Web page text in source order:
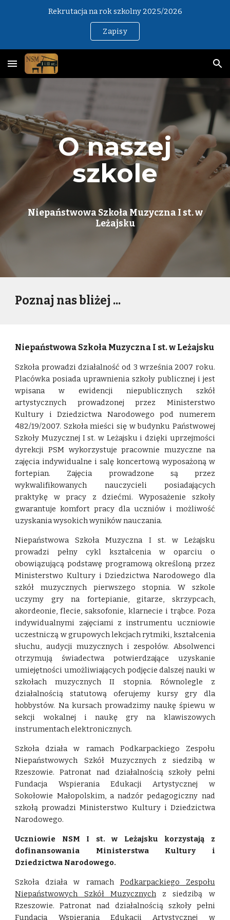
Rekrutacja na rok szkolny 2025/2026
Zapisy
O naszej
szkole
Niepaństwowa Szkoła Muzyczna I st. w
Leżajsku
Poznaj nas bliżej ...
Niepaństwowa Szkoła Muzyczna I st. w Leżajsku
Szkoła prowadzi działalność od 3 września 2007 roku.
Placówka posiada uprawnienia szkoły publicznej i jest
wpisana w ewidencji niepublicznych szkół
artystycznych prowadzonej przez Ministerstwo
Kultury i Dziedzictwa Narodowego pod numerem
482/19/2007. Szkoła mieści się w budynku Państwowej
Szkoły Muzycznej I st. w Leżajsku i dzięki uprzejmości
dyrekcji PSM wykorzystuje pracownie muzyczne na
zajęcia indywidualne i salę koncertową wyposażoną w
fortepian. Zajęcia prowadzone są przez
wykwalifikowanych nauczycieli posiadających
praktykę w pracy z dziećmi. Wyposażenie szkoły
gwarantuje komfort pracy dla uczniów i możliwość
uzyskania wysokich wyników nauczania.
Niepaństwowa Szkoła Muzyczna I st. w Leżajsku
prowadzi pełny cykl kształcenia w oparciu o
obowiązującą podstawę programową określoną przez
Ministerstwo Kultury i Dziedzictwa Narodowego dla
szkół muzycznych pierwszego stopnia. W szkole
uczymy gry na fortepianie, gitarze, skrzypcach,
akordeonie, flecie, saksofonie, klarnecie i trąbce. Poza
indywidualnymi zajęciami z instrumentu uczniowie
uczestniczą w grupowych lekcjach rytmiki, kształcenia
słuchu, audycji muzycznych i zespołów. Absolwenci
otrzymują świadectwa potwierdzające uzyskanie
umiejętności umożliwiających podjęcie dalszej nauki w
szkołach muzycznych II stopnia. Równolegle z
działalnością statutową oferujemy kursy gry dla
hobbystów. Na kursach prowadzimy naukę śpiewu w
sekcji wokalnej i naukę gry na klawiszowych
instrumentach elektronicznych.
Szkoła działa w ramach Podkarpackiego Zespołu
Niepaństwowych Szkół Muzycznych z siedzibą w
Rzeszowie. Patronat nad działalnością szkoły pełni
Fundacja Wspierania Edukacji Artystycznej w
Sokołowie Małopolskim, a nadzór pedagogiczny nad
szkołą prowadzi Ministerstwo Kultury i Dziedzictwa
Narodowego.
Uczniowie NSM I st. w Leżajsku korzystają z
dofinansowania Ministerstwa Kultury i
Dziedzictwa Narodowego.
Szkoła działa w ramach Podkarpackiego Zespołu
Niepaństwowych Szkół Muzycznychz siedzibą w
Rzeszowie. Patronat nad działalnością szkoły pełni
Fundacja Wspierania Edukacji Artystycznej w